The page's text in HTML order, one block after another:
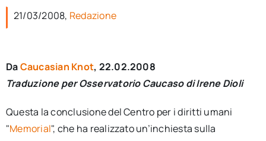
Ita
21/03/2008, Redazione
DaCaucasian Knot, 22.02.2008
Traduzione per Osservatorio Caucaso di Irene Dioli
Questa la conclusione del Centro per i diritti umani
"Memorial", che ha realizzato un’inchiesta sulla